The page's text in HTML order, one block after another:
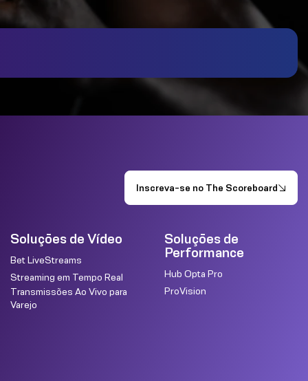
Inscreva-se no The Scoreboard
Soluções de Vídeo
Bet LiveStreams
Streaming em Tempo Real
Transmissões Ao Vivo para
Varejo
Soluções de
Performance
Hub Opta Pro
ProVision